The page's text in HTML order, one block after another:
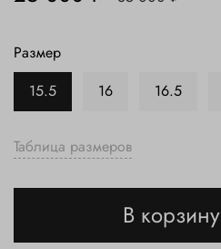
Таблица размеров
В корзину
Размер
15.5
16 16.5